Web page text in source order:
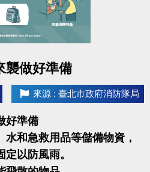
襲做好準備
來源 : 臺北市政府消防隊局
好準備
和急救用品等儲備物資，
以防風雨。